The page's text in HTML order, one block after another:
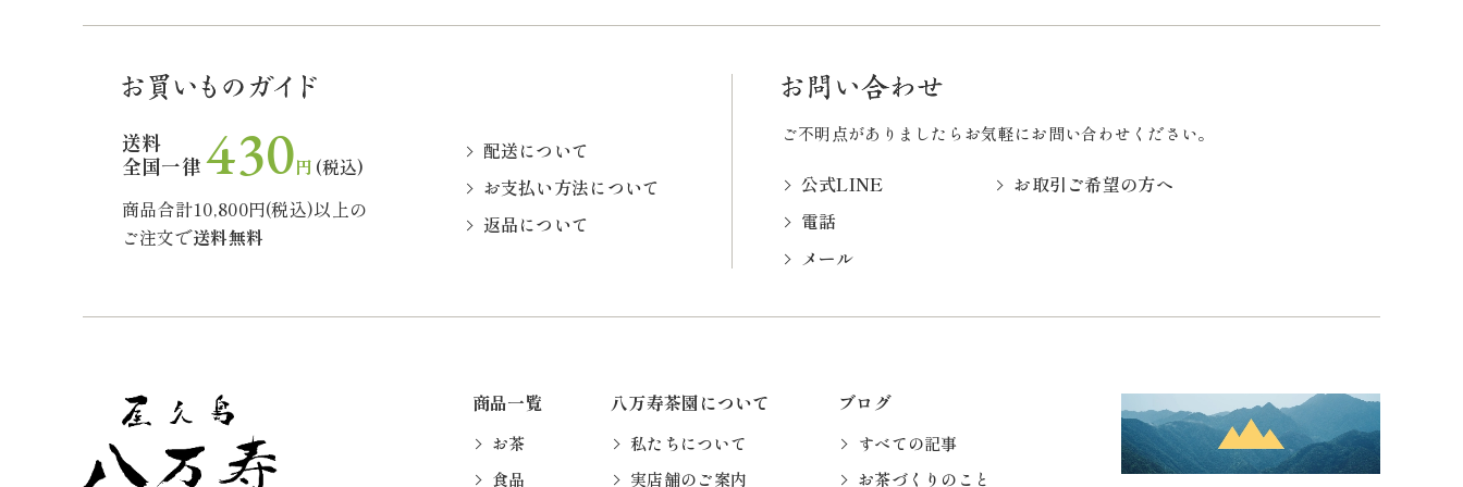
送料
全国一律 430円 (税込)
商品合計10,800円(税込)以上の
ご注文で送料無料
配送について
お支払い方法について
返品について
ご不明点がありましたら お気軽にお問い合わせください。
公式LINE
電話
メール
お取引ご希望の方へ
商品一覧
お茶
食品
八万寿茶園について
私たちについて
実店舗のご案内
ブログ
すべての記事
お茶づくりのこと